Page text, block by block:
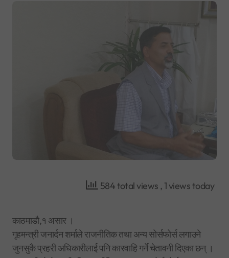
584 total views , 1 views today
काठमाडौ,१ असार ।
गृहमन्त्री जनार्दन शर्माले राजनीतिक तथा अन्य सोर्सफोर्स लगाउने
जुनसुकै प्रहरी अधिकारीलाई पनि कारवाहि गर्ने चेतावनी दिएका छन् ।